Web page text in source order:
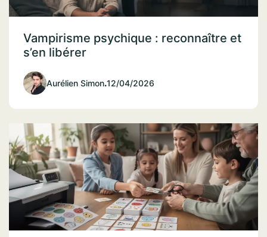
Vampirisme psychique : reconnaître et
s’en libérer
Aurélien Simon.12/04/2026